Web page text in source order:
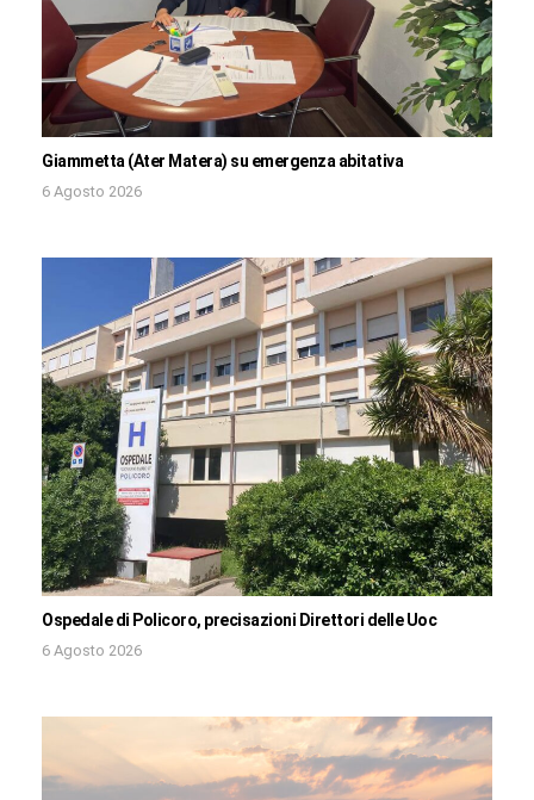
Giammetta (Ater Matera) su emergenza abitativa
6 Agosto 2026
Ospedale di Policoro, precisazioni Direttori delle Uoc
6 Agosto 2026